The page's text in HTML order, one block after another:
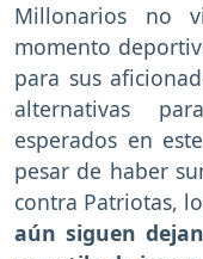
Millonarios no
momento
para sus
alternativas
esperados en
pesar de haber
contra Patriotas,
aún siguen